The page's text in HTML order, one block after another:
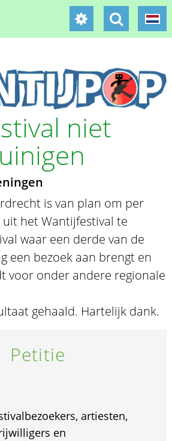
niet
is van plan om per
het Wantijfestival te
waar een derde van de
een bezoek aan brengt en
voor onder andere regionale
gehaald. Hartelijk dank.
Petitie
artiesten,
en